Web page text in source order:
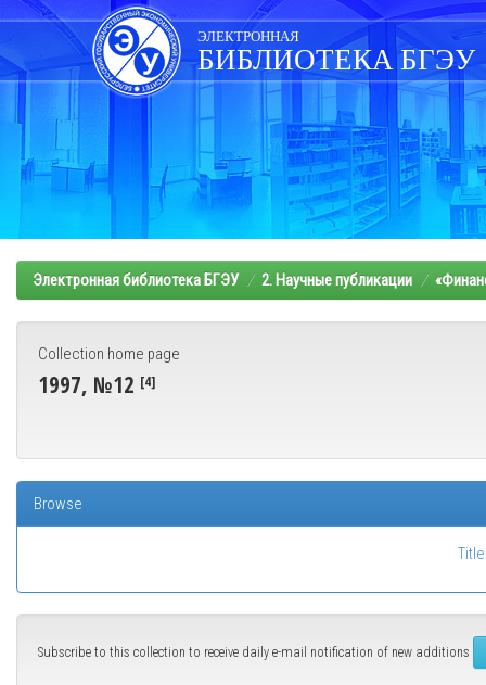
Skip
navigation
ЭЛЕКТРОННАЯ
БИБЛИОТЕКА БГЭУ
Электронная библиотека БГЭУ 2. Научные публикации
Collection home page
1997, №12 [4]
Browse
Title
Subscribe to this collection to receive daily e-mail notification of new additions